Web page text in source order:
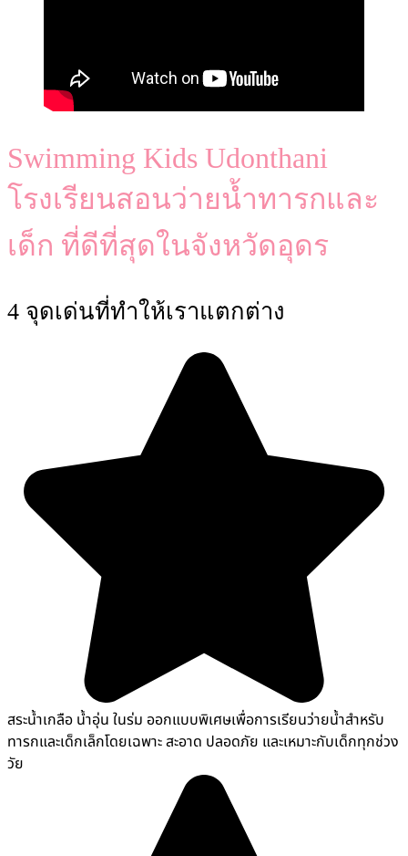
Swimming Kids Udonthani
โรงเรียนสอนว่ายน้ำทารกและ
เด็ก ที่ดีที่สุดในจังหวัดอุดร
4 จุดเด่นที่ทำให้เราแตกต่าง
สระน้ำเกลือ น้ำอุ่น ในร่ม ออกแบบพิเศษเพื่อการเรียนว่ายน้ำสำหรับ
ทารกและเด็กเล็กโดยเฉพาะ สะอาด ปลอดภัย และเหมาะกับเด็กทุกช่วง
วัย